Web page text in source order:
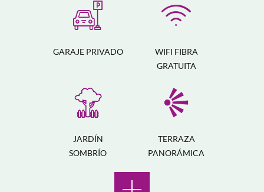
GARAJE PRIVADO
WIFI FIBRA
GRATUITA
JARDÍN
SOMBRÍO
TERRAZA
PANORÁMICA